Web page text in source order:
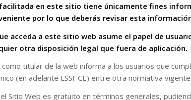
en este sitio tiene únicamente fines
por lo que deberás revisar esta
acceda a este sitio web asume el papel de
otra disposición legal que fuera de aplicación.
como titular de la web informa a los usuarios que
(en adelante LSSI-CE) entre otra normativa vigente.
Sitio Web es gratuito en términos generales,